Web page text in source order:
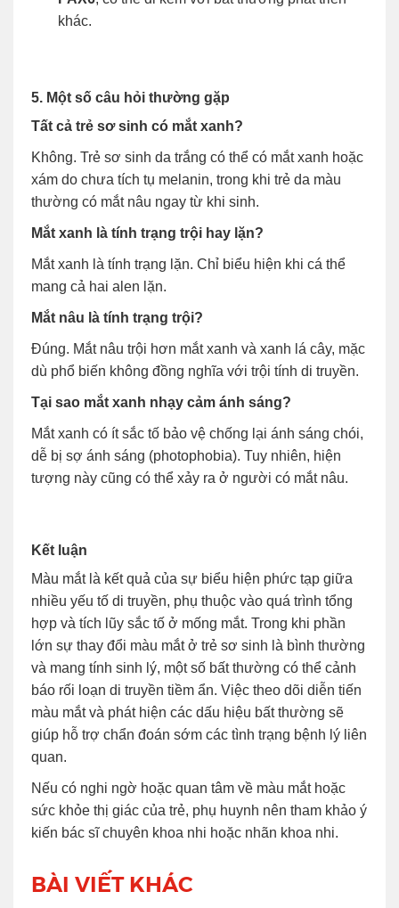
khác.
5. Một số câu hỏi thường gặp
Tất cả trẻ sơ sinh có mắt xanh?
Không. Trẻ sơ sinh da trắng có thể có mắt xanh hoặc
xám do chưa tích tụ melanin, trong khi trẻ da màu
thường có mắt nâu ngay từ khi sinh.
Mắt xanh là tính trạng trội hay lặn?
Mắt xanh là tính trạng lặn. Chỉ biểu hiện khi cá thể
mang cả hai alen lặn.
Mắt nâu là tính trạng trội?
Đúng. Mắt nâu trội hơn mắt xanh và xanh lá cây, mặc
dù phổ biến không đồng nghĩa với trội tính di truyền.
Tại sao mắt xanh nhạy cảm ánh sáng?
Mắt xanh có ít sắc tố bảo vệ chống lại ánh sáng chói,
dễ bị sợ ánh sáng (photophobia). Tuy nhiên, hiện
tượng này cũng có thể xảy ra ở người có mắt nâu.
Kết luận
Màu mắt là kết quả của sự biểu hiện phức tạp giữa
nhiều yếu tố di truyền, phụ thuộc vào quá trình tổng
hợp và tích lũy sắc tố ở mống mắt. Trong khi phần
lớn sự thay đổi màu mắt ở trẻ sơ sinh là bình thường
và mang tính sinh lý, một số bất thường có thể cảnh
báo rối loạn di truyền tiềm ẩn. Việc theo dõi diễn tiến
màu mắt và phát hiện các dấu hiệu bất thường sẽ
giúp hỗ trợ chẩn đoán sớm các tình trạng bệnh lý liên
quan.
Nếu có nghi ngờ hoặc quan tâm về màu mắt hoặc
sức khỏe thị giác của trẻ, phụ huynh nên tham khảo ý
kiến bác sĩ chuyên khoa nhi hoặc nhãn khoa nhi.
BÀI VIẾT KHÁC